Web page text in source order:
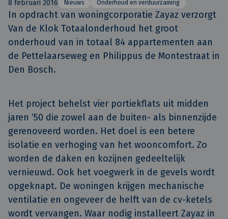
8 februari 2016 Nieuws Onderhoud en verduurzaming
In opdracht van woningcorporatie Zayaz verzorgt
Van de Klok Totaalonderhoud het groot
onderhoud van in totaal 84 appartementen aan
de Pettelaarseweg en Philippus de Montestraat in
Den Bosch.
Het project behelst vier portiekflats uit midden
jaren ‘50 die zowel aan de buiten- als binnenzijde
gerenoveerd worden. Het doel is een betere
isolatie en verhoging van het wooncomfort. Zo
worden de daken en kozijnen gedeeltelijk
vernieuwd. Ook het voegwerk in de gevels wordt
opgeknapt. De woningen krijgen mechanische
ventilatie en ongeveer de helft van de cv-ketels
wordt vervangen. Waar nodig installeert Zayaz in